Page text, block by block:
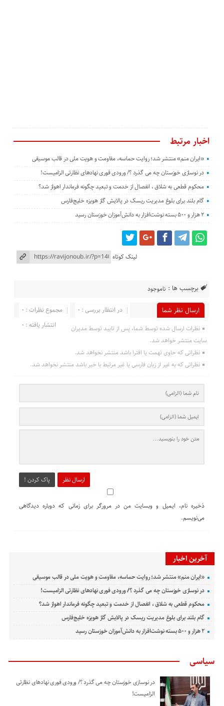
اخبار مرتبط
«ایران منم» منتشر شد؛ روایت حماسه، مقاومت و هویت ملی در قالب موسیقی
در نوسازی خوزستان چه می گذرد ؟/ ورودی فوری نهادهای نظارتی الزامیست!
محکوم قطعی به شلاق ، انفصال از خدمت و تبعید چگونه فرماندار اهواز شد؟
گام بلند برای بلوغ مدیریت ریسک در پالایش گاز هویزه خلیج‌فارس
۲ هزار و ۵۰۰ بسته نوشت‌افزار به دانش‌آموزان خوزستان رسید
لینک کوتاه
برچسب ها : ناموجود
ارسال نظر شما مجموع نظرات : 0
در انتظار بررسی : 0
انتشار یافته : 0
نظرات ارسال شده توسط شما، پس از تایید توسط مدیران
سایت منتشر خواهد شد.
نظراتی که حاوی تهمت یا افترا باشد منتشر نخواهد شد.
نظراتی که به غیر از زبان فارسی یا غیر مرتبط با خبر باشد منتشر نخواهد شد.
ارسال نظر پاک کردن !
ذخیره نام، ایمیل و وبسایت من در مرورگر برای زمانی که دوباره دیدگاهی
می‌نویسم.
آخرین اخبار
«ایران منم» منتشر شد؛ روایت حماسه، مقاومت و هویت ملی در قالب موسیقی
در نوسازی خوزستان چه می گذرد ؟/ ورودی فوری نهادهای نظارتی الزامیست!
محکوم قطعی به شلاق ، انفصال از خدمت و تبعید چگونه فرماندار اهواز شد؟
گام بلند برای بلوغ مدیریت ریسک در پالایش گاز هویزه خلیج‌فارس
۲ هزار و ۵۰۰ بسته نوشت‌افزار به دانش‌آموزان خوزستان رسید
سیاسی
در نوسازی خوزستان چه می گذرد ؟/ ورودی فوری نهادهای نظارتی
الزامیست!